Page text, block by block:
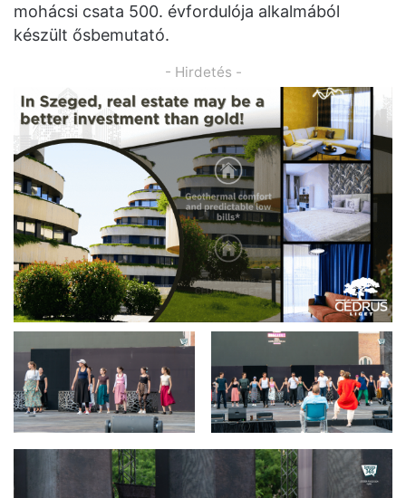
mohácsi csata 500. évfordulója alkalmából
készült ősbemutató.
- Hirdetés -